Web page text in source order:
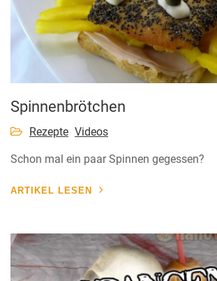
Spinnenbrötchen
Rezepte Videos
Schon mal ein paar Spinnen gegessen?
ARTIKEL LESEN